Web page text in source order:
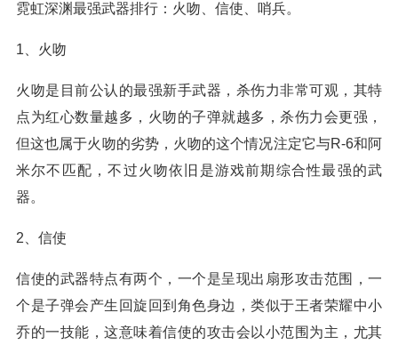
霓虹深渊最强武器排行：火吻、信使、哨兵。
1、火吻
火吻是目前公认的最强新手武器，杀伤力非常可观，其特
点为红心数量越多，火吻的子弹就越多，杀伤力会更强，
但这也属于火吻的劣势，火吻的这个情况注定它与R-6和阿
米尔不匹配，不过火吻依旧是游戏前期综合性最强的武
器。
2、信使
信使的武器特点有两个，一个是呈现出扇形攻击范围，一
个是子弹会产生回旋回到角色身边，类似于王者荣耀中小
乔的一技能，这意味着信使的攻击会以小范围为主，尤其